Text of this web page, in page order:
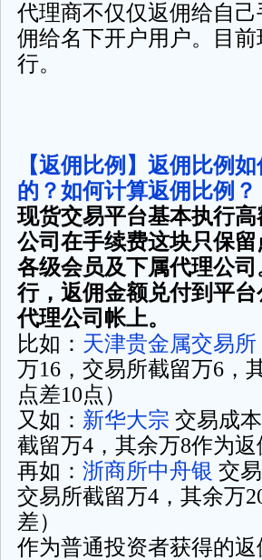
代理商不仅仅返佣给自
佣给名下开户用户。目
行。
【返佣比例】返佣比例
的？如何计算返佣比例？
现货交易平台基本执行
公司在手续费这块只保
各级会员及下属代理公
行，返佣金额兑付到平
代理公司帐上。
比如： 天津贵金属交易所
万16，交易所截留万6，
点差10点）
又如： 新华大宗 交易成
截留万4，其余万8作为
再如： 浙商所中舟银 交
交易所截留万4，其余万
差）
作为普通投资者获得的